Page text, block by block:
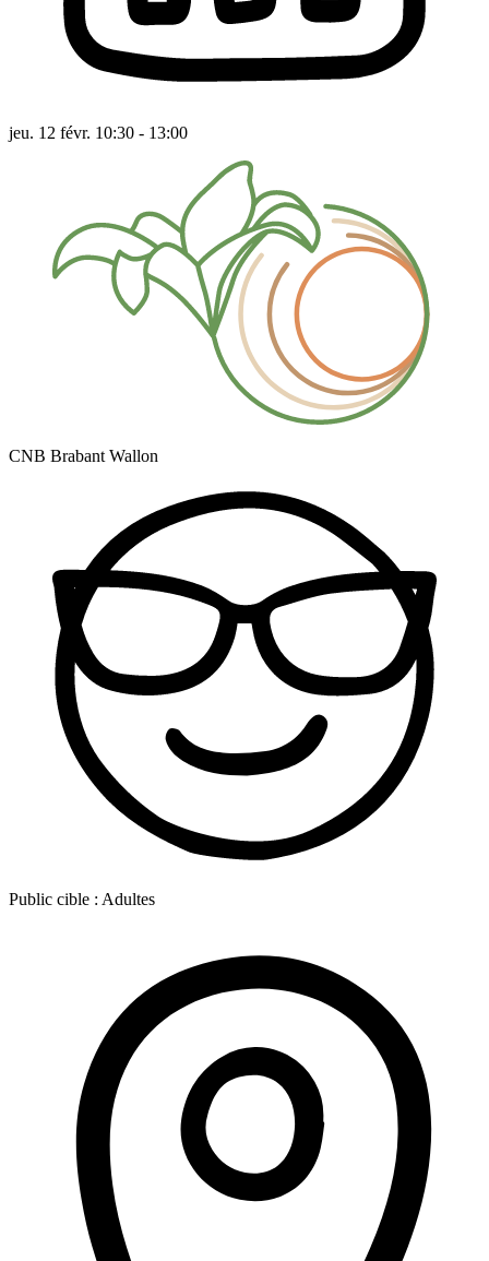
jeu. 12 févr. 10:30 - 13:00
CNB Brabant Wallon
Public cible : Adultes